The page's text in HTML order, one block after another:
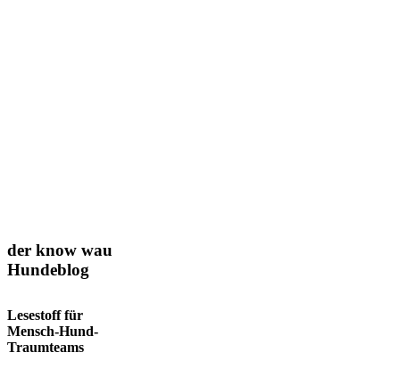
der know wau
Hundeblog
Lesestoff für
Mensch-Hund-
Traumteams